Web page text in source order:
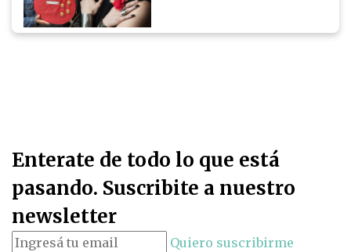
Enterate de todo lo que está
pasando. Suscribite a nuestro
newsletter
Quiero suscribirme